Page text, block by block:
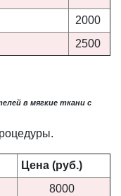
2000
2500
в мягкие ткани с
Цена (руб.)
8000